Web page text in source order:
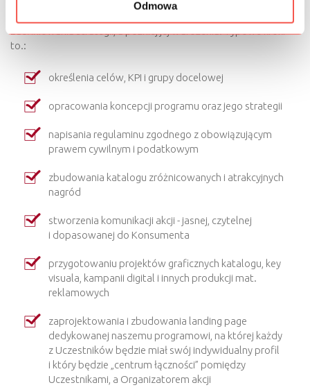
Odmowa
zdefiniowania strategii, a później jej wdrożenia. Typowe kroki
to.:
określenia celów, KPI i grupy docelowej
opracowania koncepcji programu oraz jego strategii
napisania regulaminu zgodnego z obowiązującym
prawem cywilnym i podatkowym
zbudowania katalogu zróżnicowanych i atrakcyjnych
nagród
stworzenia komunikacji akcji - jasnej, czytelnej
i dopasowanej do Konsumenta
przygotowaniu projektów graficznych katalogu, key
visuala, kampanii digital i innych produkcji mat.
reklamowych
zaprojektowania i zbudowania landing page
dedykowanej naszemu programowi, na której każdy
z Uczestników będzie miał swój indywidualny profil
i który będzie „centrum łączności” pomiędzy
Uczestnikami, a Organizatorem akcji